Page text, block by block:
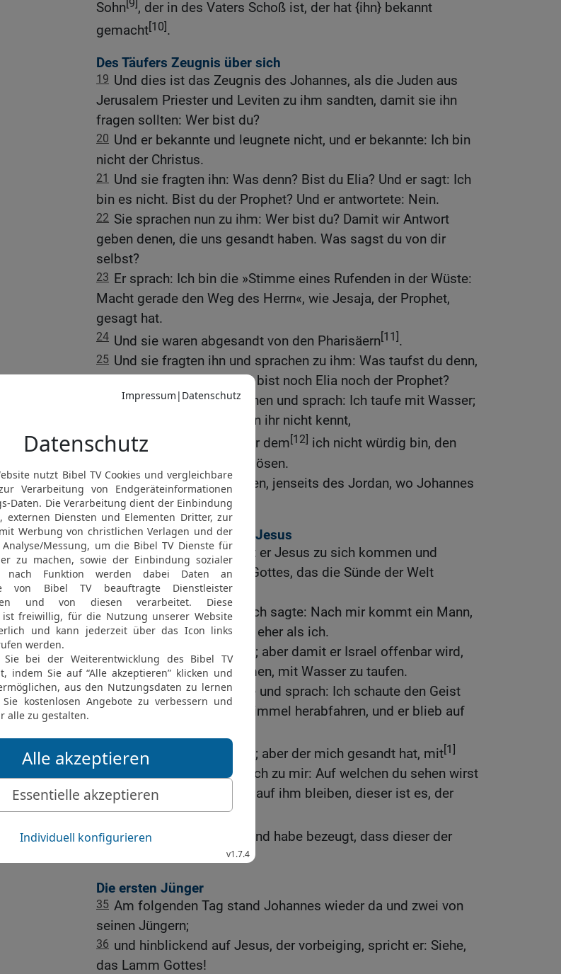
Sohn[9], der in des Vaters Schoß ist, der hat {ihn} bekannt
gemacht[10].
Des Täufers Zeugnis über sich
19 Und dies ist das Zeugnis des Johannes, als die Juden aus
Jerusalem Priester und Leviten zu ihm sandten, damit sie ihn
fragen sollten: Wer bist du?
20 Und er bekannte und leugnete nicht, und er bekannte: Ich bin
nicht der Christus.
21 Und sie fragten ihn: Was denn? Bist du Elia? Und er sagt: Ich
bin es nicht. Bist du der Prophet? Und er antwortete: Nein.
22 Sie sprachen nun zu ihm: Wer bist du? Damit wir Antwort
geben denen, die uns gesandt haben. Was sagst du von dir
selbst?
23 Er sprach: Ich bin die »Stimme eines Rufenden in der Wüste:
Macht gerade den Weg des Herrn«, wie Jesaja, der Prophet,
gesagt hat.
24 Und sie waren abgesandt von den Pharisäern[11].
25 Und sie fragten ihn und sprachen zu ihm: Was taufst du denn,
wenn du nicht der Christus bist noch Elia noch der Prophet?
Johannes antwortete ihnen und sprach: Ich taufe mit Wasser;
mitten unter euch steht, den ihr nicht kennt,
27 der nach mir kommt, vor dem[12] ich nicht würdig bin, den
Riemen seiner Sandale zu lösen.
28 Dies geschah zu Betanien, jenseits des Jordan, wo Johannes
taufte.
Des Täufers Zeugnis über Jesus
29 Am folgenden Tag sieht er Jesus zu sich kommen und
spricht: Siehe, das Lamm Gottes, das die Sünde der Welt
wegnimmt!
30 Dieser ist es, von dem ich sagte: Nach mir kommt ein Mann,
der vor mir ist, denn er war eher als ich.
Und ich kannte ihn nicht; aber damit er Israel offenbar wird,
deswegen bin ich gekommen, mit Wasser zu taufen.
32 Und Johannes bezeugte und sprach: Ich schaute den Geist
wie eine Taube aus dem Himmel herabfahren, und er blieb auf
Und ich kannte ihn nicht; aber der mich gesandt hat, mit[1]
Wasser zu taufen, der sprach zu mir: Auf welchen du sehen wirst
den Geist herabfahren und auf ihm bleiben, dieser ist es, der
mit[1]Heiligem Geist tauft.
34 Und ich habe gesehen und habe bezeugt, dass dieser der
Die ersten Jünger
35 Am folgenden Tag stand Johannes wieder da und zwei von
seinen Jüngern;
36 und hinblickend auf Jesus, der vorbeiging, spricht er: Siehe,
das Lamm Gottes!